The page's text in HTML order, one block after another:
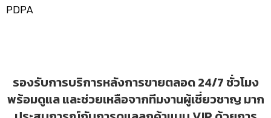
PDPA
รองรับการบริการหลังการขายตลอด 24/7 ชั่วโมง
พร้อมดูแล และช่วยเหลือจากทีมงานผู้เชี่ยวชาญ มาก